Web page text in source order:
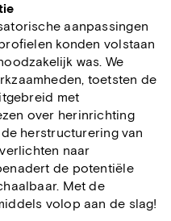
aanpassingen
konden volstaan
was. We
toetsten de
met
over herinrichting
herstructurering van
naar
de potentiële
Met de
volop aan de slag!